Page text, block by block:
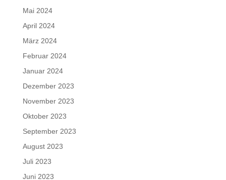
Mai 2024
April 2024
März 2024
Februar 2024
Januar 2024
Dezember 2023
November 2023
Oktober 2023
September 2023
August 2023
Juli 2023
Juni 2023